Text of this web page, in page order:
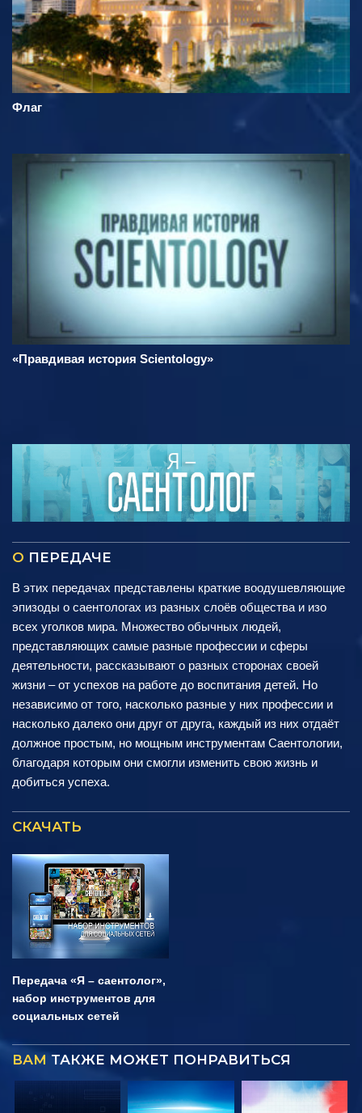
Флаг
«Правдивая история Scientology»
О ПЕРЕДАЧЕ
В этих передачах представлены краткие воодушевляющие
эпизоды о саентологах из разных слоёв общества и изо
всех уголков мира. Множество обычных людей,
представляющих самые разные профессии и сферы
деятельности, рассказывают о разных сторонах своей
жизни – от успехов на работе до воспитания детей. Но
независимо от того, насколько разные у них профессии и
насколько далеко они друг от друга, каждый из них отдаёт
должное простым, но мощным инструментам Саентологии,
благодаря которым они смогли изменить свою жизнь и
добиться успеха.
СКАЧАТЬ
Передача «Я – саентолог»,
набор инструментов для
социальных сетей
ВАМ ТАКЖЕ МОЖЕТ ПОНРАВИТЬСЯ